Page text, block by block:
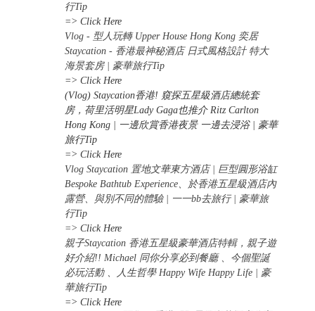
行Tip
=> Click Here
Vlog - 型人玩轉 Upper House Hong Kong 奕居
Staycation - 香港最神秘酒店 日式風格設計 特大
海景套房 | 豪華旅行Tip
=> Click Here
(Vlog) Staycation香港! 窺探五星級酒店總統套
房，荷里活明星Lady Gaga也推介 Ritz Carlton
Hong Kong | 一邊欣賞香港夜景 一邊去浸浴 | 豪華
旅行Tip
=> Click Here
Vlog Staycation 置地文華東方酒店 | 巨型圓形浴缸
Bespoke Bathtub Experience、於香港五星級酒店內
露營、與別不同的體驗 | 一一bb去旅行 | 豪華旅
行Tip
=>Click Here
親子Staycation 香港五星級豪華酒店特輯，親子遊
好介紹!! Michael 同你分享必到餐廳 、今個聖誕
必玩活動 、人生哲學 Happy Wife Happy Life | 豪
華旅行Tip
=> Click Here